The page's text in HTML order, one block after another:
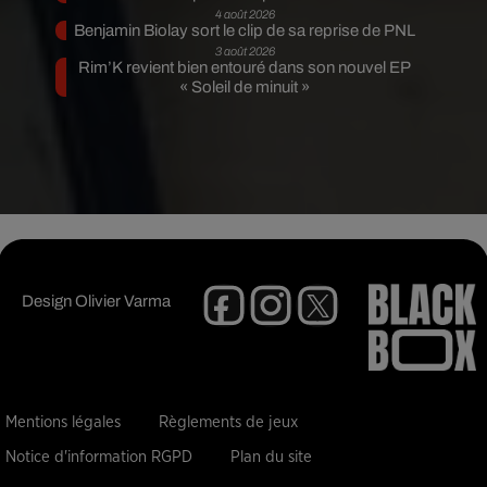
4 août 2026
Benjamin Biolay sort le clip de sa reprise de PNL
3 août 2026
Rim’K revient bien entouré dans son nouvel EP
« Soleil de minuit »
DesignOlivier Varma
Mentions légales Règlements de jeux
Notice d'information RGPD Plan du site